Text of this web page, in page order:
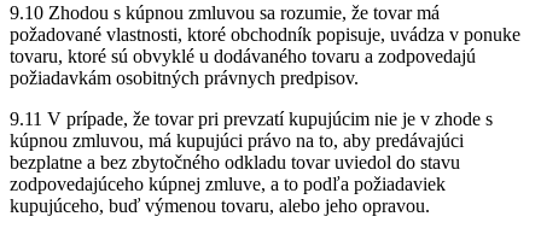
9.10 Zhodou s kúpnou zmluvou sa rozumie, že tovar má
požadované vlastnosti, ktoré obchodník popisuje, uvádza v ponuke
tovaru, ktoré sú obvyklé u dodávaného tovaru a zodpovedajú
požiadavkám osobitných právnych predpisov.
9.11 V prípade, že tovar pri prevzatí kupujúcim nie je v zhode s
kúpnou zmluvou, má kupujúci právo na to, aby predávajúci
bezplatne a bez zbytočného odkladu tovar uviedol do stavu
zodpovedajúceho kúpnej zmluve, a to podľa požiadaviek
kupujúceho, buď výmenou tovaru, alebo jeho opravou.